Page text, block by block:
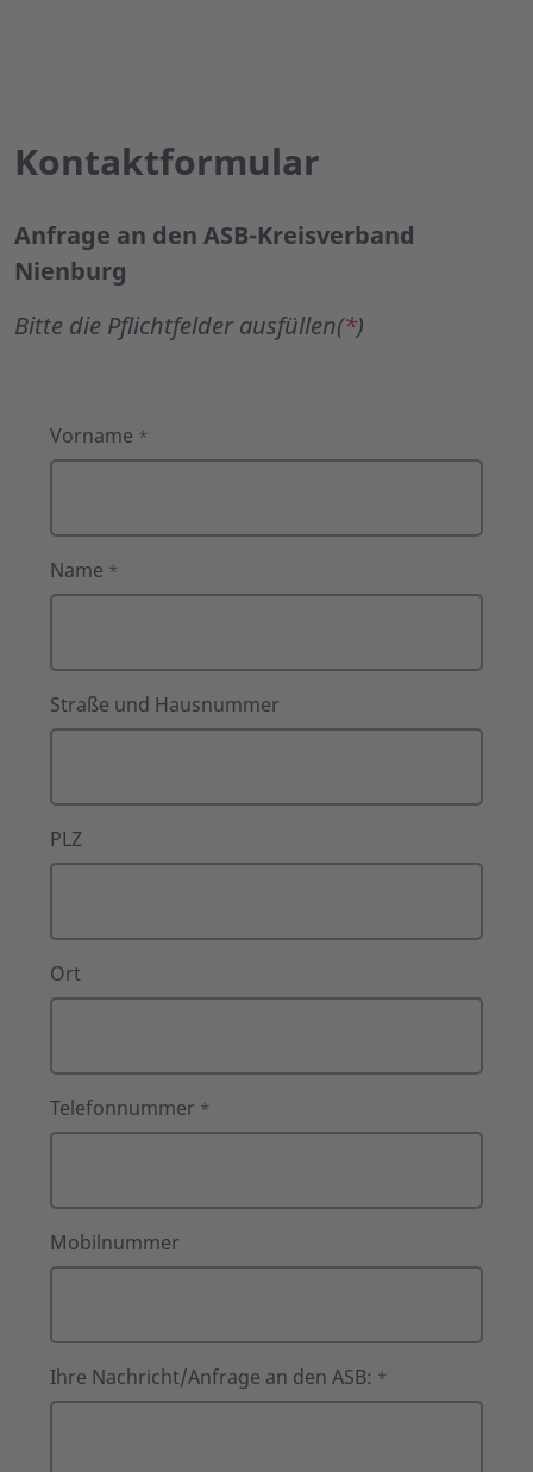
Kontaktformular
Anfrage an den ASB-Kreisverband
Nienburg
Bitte die Pflichtfelder ausfüllen(*)
Anfrage
an
Kreisverband
Nienburg
Vorname *
Name *
Straße und Hausnummer
PLZ
Ort
Telefonnummer *
Mobilnummer
Ihre Nachricht/Anfrage an den ASB: *